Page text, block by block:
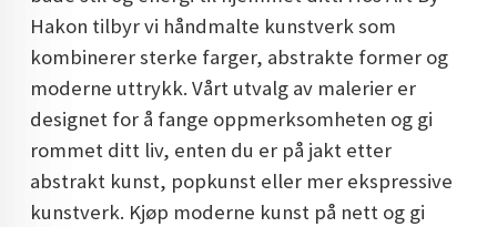
DOPAMIN DECOR NORGE
DOPAMIN DECOR NORGE
Hakon tilbyr vi håndmalte kunstverk som
kombinerer sterke farger, abstrakte former og
moderne uttrykk. Vårt utvalg av malerier er
designet for å fange oppmerksomheten og gi
rommet ditt liv, enten du er på jakt etter
abstrakt kunst, popkunst eller mer ekspressive
kunstverk. Kjøp moderne kunst på nett og gi